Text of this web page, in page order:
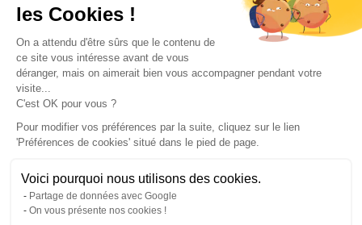
les Cookies !
On a attendu d'être sûrs que le contenu de
ce site vous intéresse avant de vous
déranger, mais on aimerait bien vous accompagner pendant votre
visite...
C'est OK pour vous ?
Pour modifier vos préférences par la suite, cliquez sur le lien
'Préférences de cookies' situé dans le pied de page.
Voici pourquoi nous utilisons des cookies.
Partage de données avec Google
On vous présente nos cookies !
3 Place Tourny,
33000 BORDEAUX
05 47 50 55 55
Besoin d'aide ?
À propos de nous
Retrouvez-nous